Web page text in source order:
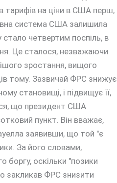
тарифів на ціни в США перш,
система США залишила
четвертим поспіль, в
Це сталося, незважаючи
зростання, вищого
тому. Зазвичай ФРС знижує
становищі, і підвищує її,
що президент США
пункт. Він вважає,
заявивши, що той "є
За його словами,
оскільки "позики
закликав ФРС знизити